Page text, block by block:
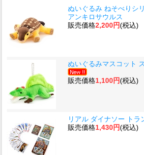
ぬいぐるみ ねそべりシ
アンキロサウルス
販売価格2,200円(税込)
ぬいぐるみマスコット
販売価格1,100円(税込)
リアル ダイナソー トラ
販売価格1,430円(税込)